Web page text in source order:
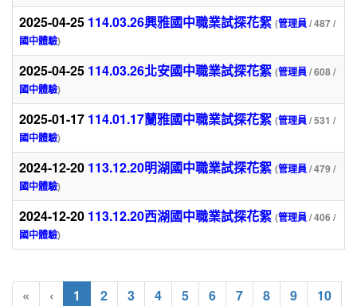
2025-04-25 114.03.26興雅國中職業試探花絮 (管理員/ 487 /
國中體驗)
2025-04-25 114.03.26北安國中職業試探花絮 (管理員/ 608 /
國中體驗)
2025-01-17 114.01.17蘭雅國中職業試探花絮 (管理員/ 531 /
國中體驗)
2024-12-20 113.12.20明湖國中職業試探花絮 (管理員/ 479 /
國中體驗)
2024-12-20 113.12.20西湖國中職業試探花絮 (管理員/ 406 /
國中體驗)
« ‹ 1 (current)
2 3 4 5 6 7 8 9
10